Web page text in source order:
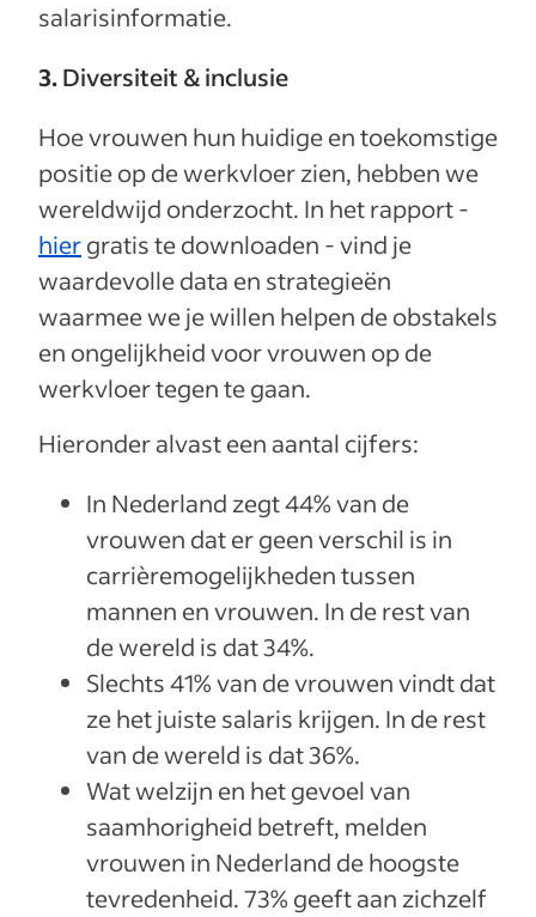
salarisinformatie.
3.Diversiteit & inclusie
Hoe vrouwen hun huidige en toekomstige
positie op de werkvloer zien, hebben we
wereldwijd onderzocht. In het rapport -
hiergratis te downloaden - vind je
waardevolle data en strategieën
waarmee we je willen helpen de obstakels
en ongelijkheid voor vrouwen op de
werkvloer tegen te gaan.
Hieronder alvast een aantal cijfers:
In Nederland zegt 44% van de
vrouwen dat er geen verschil is in
carrièremogelijkheden tussen
mannen en vrouwen. In de rest van
de wereld is dat 34%.
Slechts 41% van de vrouwen vindt dat
ze het juiste salaris krijgen. In de rest
van de wereld is dat 36%.
Wat welzijn en het gevoel van
saamhorigheid betreft, melden
vrouwen in Nederland de hoogste
tevredenheid. 73% geeft aan zichzelf